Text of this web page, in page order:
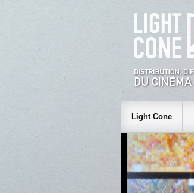
Light Cone